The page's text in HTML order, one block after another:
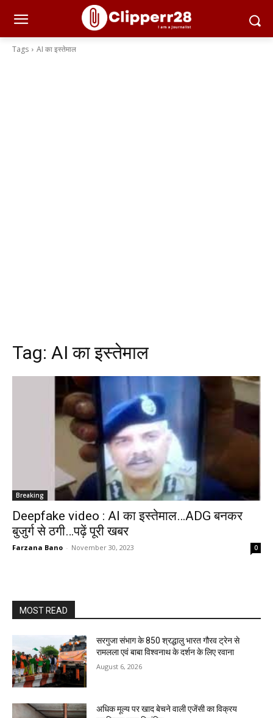
Tags AI का इस्तेमाल
Tag: AI का इस्तेमाल
Breaking
Deepfake video : AI का इस्तेमाल…ADG बनकर
बुजुर्ग से ठगी…पढ़ें पूरी खबर
Farzana Bano - November 30, 2023 0
MOST READ
सरगुजा संभाग के 850 श्रद्धालु भारत गौरव ट्रेन से
रामलला एवं बाबा विश्वनाथ के दर्शन के लिए रवाना
August 6, 2026
अधिक मूल्य पर खाद बेचने वाली एजेंसी का विक्रय